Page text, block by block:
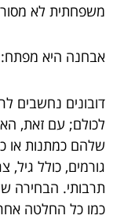
משפחתית לא
אבחנה היא
דובונים נחשבים
לכולם; עם זאת,
שלהם כמתנות או
גורמים, כולל גיל,
תרבותי. הבחירה
כמו כל החלטה